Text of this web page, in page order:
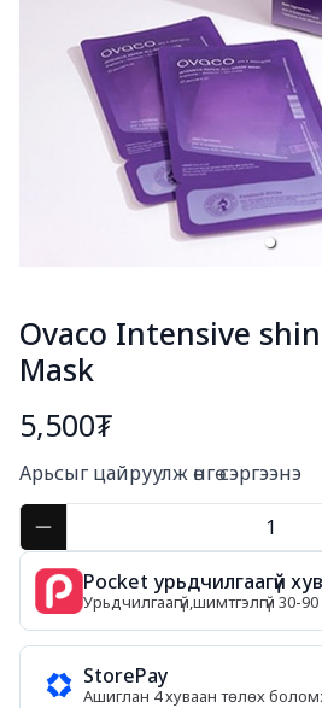
Ovaco Intensive
Mask
5,500₮
Арьсыг цайруулж өнгө сэргээнэ
Pocket урьдчилгаагүй
Урьдчилгаагүй,шимтгэлгүй 30-
StorePay
Ашиглан 4 хуваан төлөх